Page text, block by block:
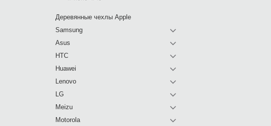
Деревянные чехлы Apple
Samsung
Asus
HTC
Huawei
Lenovo
LG
Meizu
Motorola